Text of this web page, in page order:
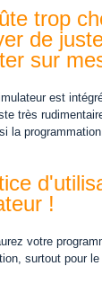
trop
de
sur
est
très
la
!
votre
surtout pour